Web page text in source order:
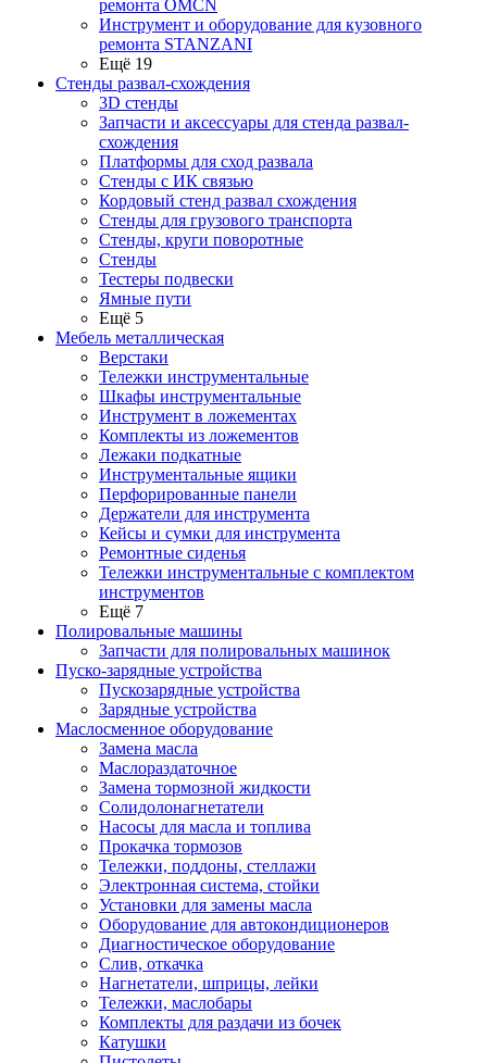
ремонта OMCN
Инструмент и оборудование для кузовного
ремонта STANZANI
Ещё 19
Стенды развал-схождения
3D стенды
Запчасти и аксессуары для стенда развал-
схождения
Платформы для сход развала
Стенды с ИК связью
Кордовый стенд развал схождения
Стенды для грузового транспорта
Стенды, круги поворотные
Стенды
Тестеры подвески
Ямные пути
Ещё 5
Мебель металлическая
Верстаки
Тележки инструментальные
Шкафы инструментальные
Инструмент в ложементах
Комплекты из ложементов
Лежаки подкатные
Инструментальные ящики
Перфорированные панели
Держатели для инструмента
Кейсы и сумки для инструмента
Ремонтные сиденья
Тележки инструментальные с комплектом
инструментов
Ещё 7
Полировальные машины
Запчасти для полировальных машинок
Пуско-зарядные устройства
Пускозарядные устройства
Зарядные устройства
Маслосменное оборудование
Замена масла
Маслораздаточное
Замена тормозной жидкости
Солидолонагнетатели
Насосы для масла и топлива
Прокачка тормозов
Тележки, поддоны, стеллажи
Электронная система, стойки
Установки для замены масла
Оборудование для автокондиционеров
Диагностическое оборудование
Слив, откачка
Нагнетатели, шприцы, лейки
Тележки, маслобары
Комплекты для раздачи из бочек
Катушки